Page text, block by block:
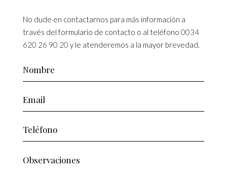
No dude en contactarnos para más información a
través del formulario de contacto o al teléfono 0034
620 26 90 20 y le atenderemos a la mayor brevedad.